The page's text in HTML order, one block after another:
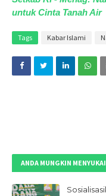
untuk Cinta Tanah Air
Tags Kabar Islami
ANDA MUNGKIN